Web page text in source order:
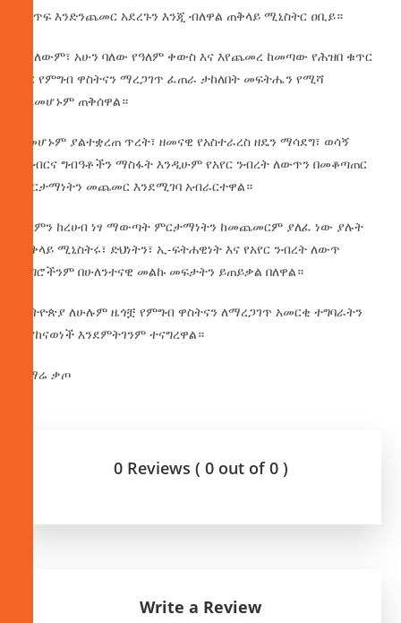
በእጥፍ እንድንጨመር አደረጉን እንጂ ብለዋል ጠቅላይ ሚኒስትር ዐቢይ።
አክለውም፣ አሁን ባለው የዓለም ቀውስ እና እየጨመረ ከመጣው የሕዝበ ቁጥር
ጋር የምግብ ዋስትናን ማረጋገጥ ፈጠራ ታከለበት መፍትሔን የሚሻ
ስለመሆኑም ጠቅሰዋል።
በመሆኑም ያልተቋረጠ ጥረት፣ ዘመናዊ የአስተራረስ ዘዴን ማሳደግ፣ ወሳኝ
የግብርና ግብዓቶችን ማስፋት እንዲሁም የአየር ንብረት ለውጥን በመቆጣጠር
ምርታማነትን መጨመር እንደሚገባ አብራርተዋል።
ዓለምን ከረሀብ ነፃ ማውጣት ምርታማነትን ከመጨመርም ያለፈ ነው ያሉት
ጠቅላይ ሚኒስትሩ፣ ድህነትን፣ ኢ-ፍትሐዊነት እና የአየር ንብረት ለውጥ
ችግሮችንም በሁለንተናዊ መልኩ መፍታትን ይጠይቃል በለዋል።
ኢትዮጵያ ለሁሉም ዜጎቿ የምግብ ዋስትናን ለማረጋገጥ አመርቂ ተግባራትን
እያከናወነች እንደምትገንም ተናግረዋል።
በማሬ ቃጦ
0 Reviews ( 0 out of 0 )
Write a Review